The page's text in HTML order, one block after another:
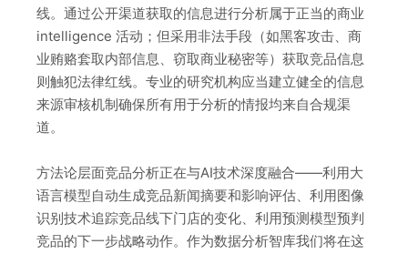
线。通过公开渠道获取的信息进行分析属于正当的商业
intelligence 活动；但采用非法手段（如黑客攻击、商
业贿赂套取内部信息、窃取商业秘密等）获取竞品信息
则触犯法律红线。专业的研究机构应当建立健全的信息
来源审核机制确保所有用于分析的情报均来自合规渠
道。
方法论层面竞品分析正在与AI技术深度融合——利用大
语言模型自动生成竞品新闻摘要和影响评估、利用图像
识别技术追踪竞品线下门店的变化、利用预测模型预判
竞品的下一步战略动作。作为数据分析智库我们将在这